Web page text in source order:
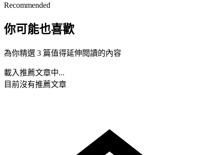
Recommended
你可能也喜歡
為你精選 3 篇值得延伸閱讀的內容
載入推薦文章中...
目前沒有推薦文章